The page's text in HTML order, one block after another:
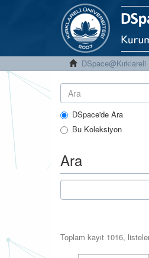
DSpace@Kırklareli
DSpace'de Ara
Bu Koleksiyon
Ara
Toplam kayıt 1016,